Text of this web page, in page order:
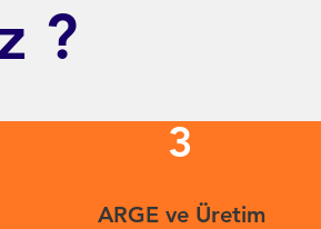
?
3
ARGE ve Üretim